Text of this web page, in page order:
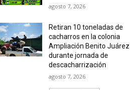
agosto 7, 2026
Retiran 10 toneladas de
cacharros en la colonia
Ampliación Benito Juárez
durante jornada de
descacharrización
agosto 7, 2026